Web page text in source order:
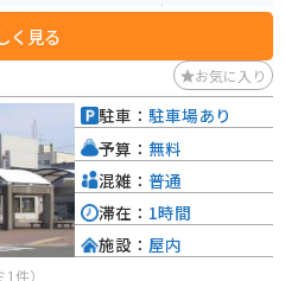
れており、美味しいお米を使ったおに
レストランでは、地元食材をふんだん
も広く
ックに愛車を写真に収めるのも良いで
です。ドライブやツーリングの休憩
く見る
お気に入り
1件）
駐車： 駐車場あり
予算： 無料
混雑： 普通
滞在： 1時間
施設： 屋内